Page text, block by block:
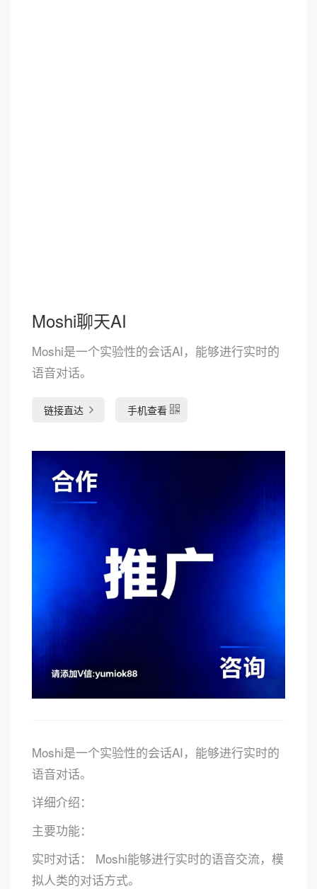
Moshi聊天AI
Moshi是一个实验性的会话AI，能够进行实时的
语音对话。
链接直达 手机查看
Moshi是一个实验性的会话AI，能够进行实时的
语音对话。
详细介绍：
主要功能：
实时对话： Moshi能够进行实时的语音交流，模
拟人类的对话方式。